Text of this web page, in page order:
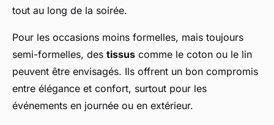
tout au long de la soirée.
Pour les occasions moins formelles, mais toujours
semi-formelles, des tissus comme le coton ou le lin
peuvent être envisagés. Ils offrent un bon compromis
entre élégance et confort, surtout pour les
événements en journée ou en extérieur.